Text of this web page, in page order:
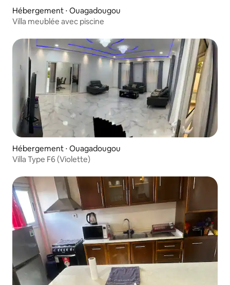
Hébergement ⋅ Ouagadougou
Villa meublée avec piscine
Hébergement ⋅ Ouagadougou
Villa Type F6 (Violette)